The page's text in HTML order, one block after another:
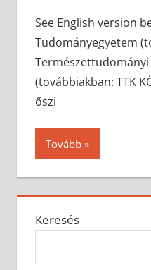
See English version
Tudományegyetem
(továbbiakban: TTK
őszi
Tovább
Keresés